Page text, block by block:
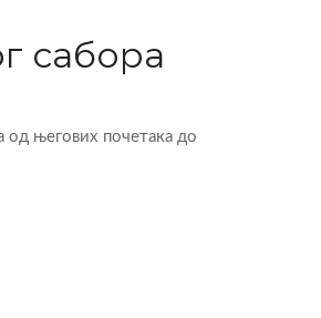
сабора
од његових почетака до